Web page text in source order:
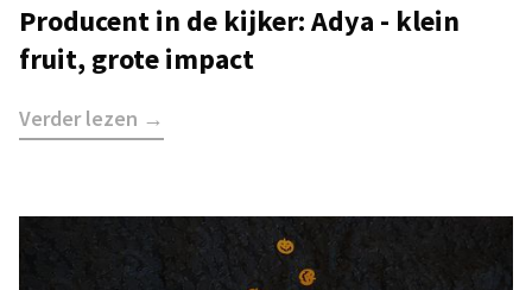
Producent in de kijker: Adya - klein
fruit, grote impact
Verder lezen →